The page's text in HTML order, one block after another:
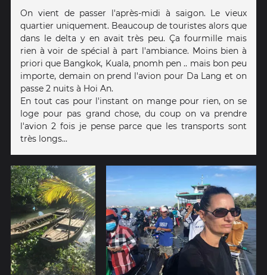
On vient de passer l'après-midi à saigon. Le vieux
quartier uniquement. Beaucoup de touristes alors que
dans le delta y en avait très peu. Ça fourmille mais
rien à voir de spécial à part l'ambiance. Moins bien à
priori que Bangkok, Kuala, pnomh pen .. mais bon peu
importe, demain on prend l'avion pour Da Lang et on
passe 2 nuits à Hoi An.
En tout cas pour l'instant on mange pour rien, on se
loge pour pas grand chose, du coup on va prendre
l'avion 2 fois je pense parce que les transports sont
très longs...